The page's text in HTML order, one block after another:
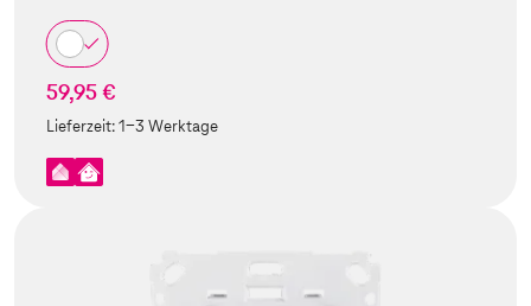
59,95 €
Lieferzeit:1-3 Werktage